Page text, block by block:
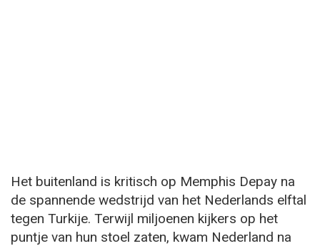
Het buitenland is kritisch op Memphis Depay na
de spannende wedstrijd van het Nederlands elftal
tegen Turkije. Terwijl miljoenen kijkers op het
puntje van hun stoel zaten, kwam Nederland na